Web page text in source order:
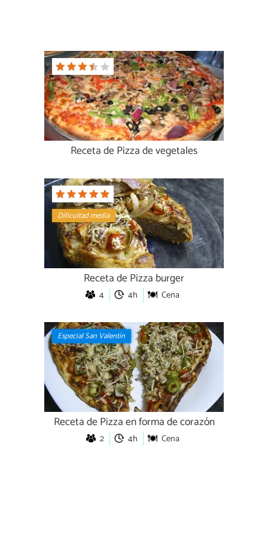
Receta de Pizza de vegetales
Dificultad media
Receta de Pizza burger
4 4h Cena
Especial San Valentín
Receta de Pizza en forma de corazón
2 4h Cena